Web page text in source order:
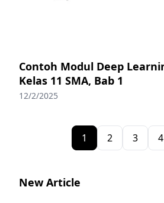
Contoh Modul Deep
Kelas 11 SMA, Bab 1
12/2/2025
1 2 3 4
New Article